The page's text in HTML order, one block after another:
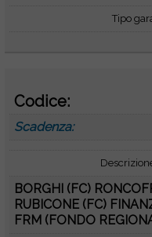
Tipo
Codice:
Scadenza:
BORGHI (FC)
RUBICONE (FC)
FRM (FONDO